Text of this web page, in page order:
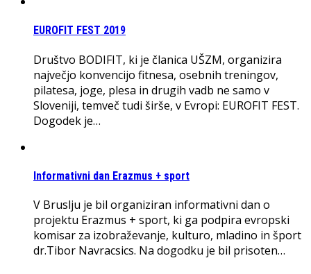
EUROFIT FEST 2019
Društvo BODIFIT, ki je članica UŠZM, organizira
največjo konvencijo fitnesa, osebnih treningov,
pilatesa, joge, plesa in drugih vadb ne samo v
Sloveniji, temveč tudi širše, v Evropi: EUROFIT FEST.
Dogodek je…
Informativni dan Erazmus + sport
V Bruslju je bil organiziran informativni dan o
projektu Erazmus + sport, ki ga podpira evropski
komisar za izobraževanje, kulturo, mladino in šport
dr.Tibor Navracsics. Na dogodku je bil prisoten…